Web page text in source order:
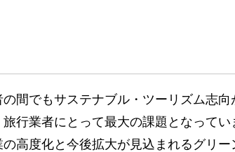
間でもサステナブル・ツーリズム志
行業者にとって最大の課題となって
高度化と今後拡大が見込まれるグリ